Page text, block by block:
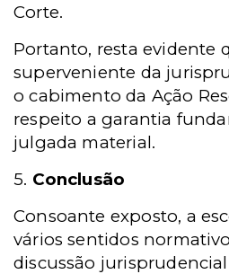
Corte.
Portanto, resta evidente
superveniente da
o cabimento da Ação
respeito a garantia
julgada material.
5. Conclusão
Consoante exposto, a
vários sentidos
discussão